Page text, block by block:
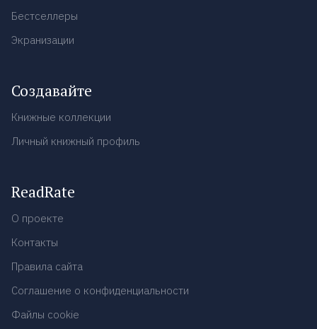
Бестселлеры
Экранизации
Создавайте
Книжные коллекции
Личный книжный профиль
ReadRate
О проекте
Контакты
Правила сайта
Соглашение о конфиденциальности
Файлы cookie